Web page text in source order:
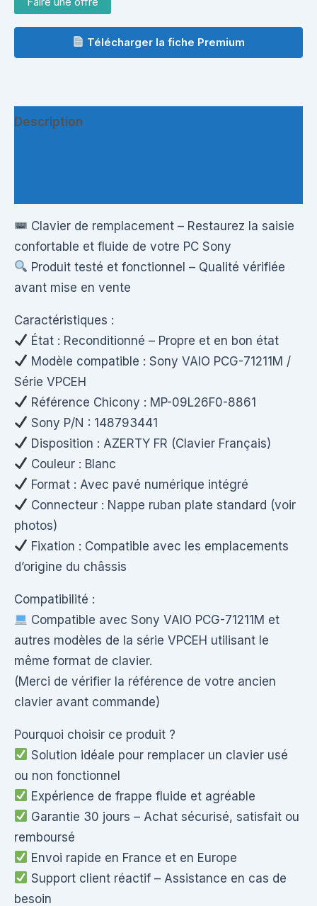
Télécharger la fiche Premium
Description
Clavier de remplacement – Restaurez la saisie
confortable et fluide de votre PC Sony
Produit testé et fonctionnel – Qualité vérifiée
avant mise en vente
Caractéristiques :
État : Reconditionné – Propre et en bon état
Modèle compatible : Sony VAIO PCG-71211M /
Série VPCEH
Référence Chicony : MP-09L26F0-8861
Sony P/N : 148793441
Disposition : AZERTY FR (Clavier Français)
Couleur : Blanc
Format : Avec pavé numérique intégré
Connecteur : Nappe ruban plate standard (voir
photos)
Fixation : Compatible avec les emplacements
d’origine du châssis
Compatibilité :
Compatible avec Sony VAIO PCG-71211M et
autres modèles de la série VPCEH utilisant le
même format de clavier.
(Merci de vérifier la référence de votre ancien
clavier avant commande)
Pourquoi choisir ce produit ?
Solution idéale pour remplacer un clavier usé
ou non fonctionnel
Expérience de frappe fluide et agréable
Garantie 30 jours – Achat sécurisé, satisfait ou
remboursé
Envoi rapide en France et en Europe
Support client réactif – Assistance en cas de
besoin